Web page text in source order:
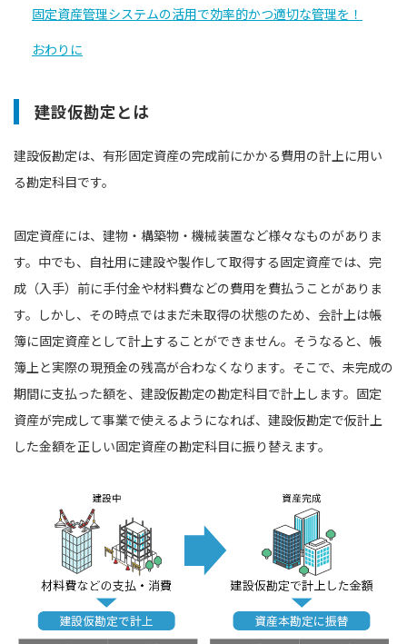
固定資産管理システムの活用で効率的かつ適切な管理を！
おわりに
建設仮勘定とは
建設仮勘定は、有形固定資産の完成前にかかる費用の計上に用い
る勘定科目です。
固定資産には、建物・構築物・機械装置など様々なものがありま
す。中でも、自社用に建設や製作して取得する固定資産では、完
成（入手）前に手付金や材料費などの費用を費払うことがありま
す。しかし、その時点ではまだ未取得の状態のため、会計上は帳
簿に固定資産として計上することができません。そうなると、帳
簿上と実際の現預金の残高が合わなくなります。そこで、未完成の
期間に支払った額を、建設仮勘定の勘定科目で計上します。固定
資産が完成して事業で使えるようになれば、建設仮勘定で仮計上
した金額を正しい固定資産の勘定科目に振り替えます。